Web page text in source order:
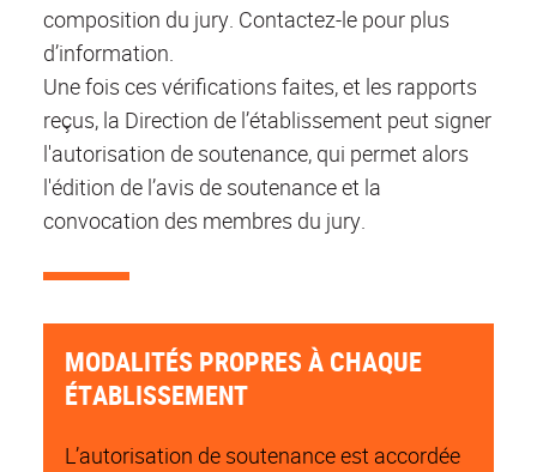
composition du jury. Contactez-le pour plus
d’information.
Une fois ces vérifications faites, et les rapports
reçus, la Direction de l’établissement peut signer
l'autorisation de soutenance, qui permet alors
l'édition de l’avis de soutenance et la
convocation des membres du jury.
MODALITÉS PROPRES À CHAQUE
ÉTABLISSEMENT
L’autorisation de soutenance est accordée